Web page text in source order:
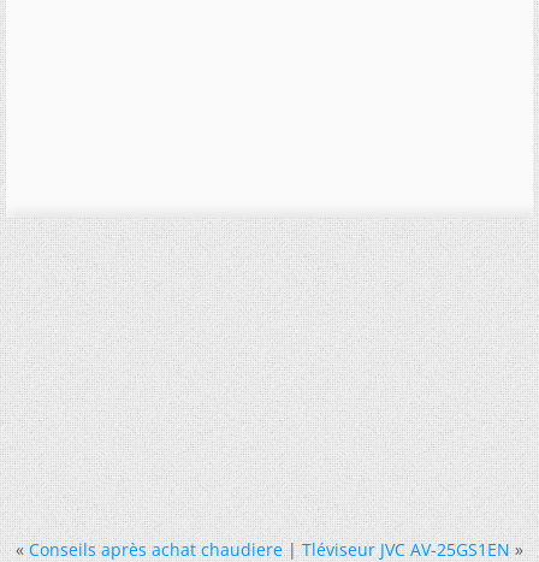
« Conseils après achat chaudiere|Tléviseur JVC AV-25GS1EN »